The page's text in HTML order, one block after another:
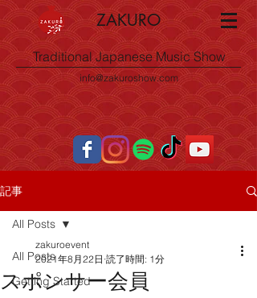
ZAKURO
Traditional Japanese Music Show
info@zakuroshow.com
記事
All Posts
Getting Started
All Posts
スポンサー会員
zakuroevent
2021年8月22日 読了時間: 1分